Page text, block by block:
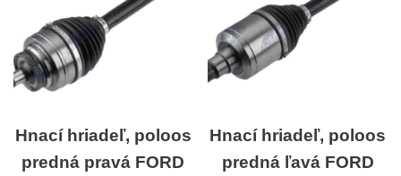
Hnací hriadeľ, poloos
predná pravá FORD
Hnací hriadeľ, poloos
predná ľavá FORD